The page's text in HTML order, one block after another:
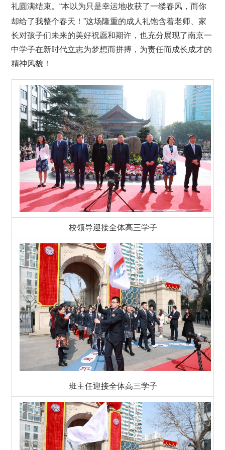
礼圆满结束。“本以为只是幸运地收获了一缕春风，而你
却给了我整个春天！”这场隆重的成人礼饱含着老师、家
长对孩子们未来的美好祝愿和期许，也充分展现了南京一
中学子在新时代立志为梦想而拼搏，为责任而成长成才的
精神风貌！
校领导迎接全体高三学子
班主任迎接全体高三学子